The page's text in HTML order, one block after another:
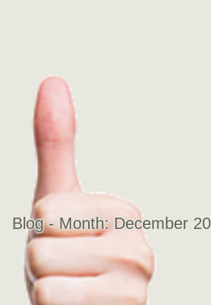
Blog - Month:December